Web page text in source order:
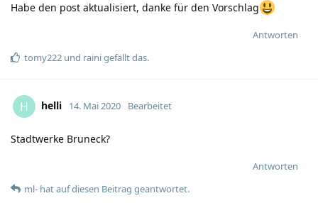
Habe den post aktualisiert, danke für den Vorschlag
Antworten
tomy222 und rainigefällt das.
H helli 14. Mai 2020 Bearbeitet
Stadtwerke Bruneck?
Antworten
ml- hatauf diesen Beitrag geantwortet.